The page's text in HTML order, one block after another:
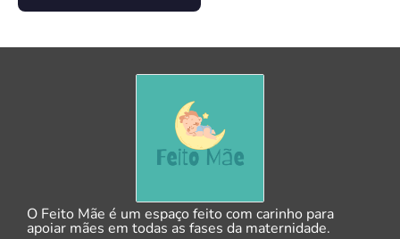
O Feito Mãe é um espaço feito com carinho para
apoiar mães em todas as fases da maternidade.